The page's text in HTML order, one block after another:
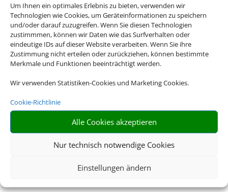
Um Ihnen ein optimales Erlebnis zu bieten, verwenden wir
Technologien wie Cookies, um Geräteinformationen zu speichern
und/oder darauf zuzugreifen. Wenn Sie diesen Technologien
zustimmmen, können wir Daten wie das Surfverhalten oder
eindeutige IDs auf dieser Website verarbeiten. Wenn Sie ihre
Zustimmung nicht erteilen oder zurückziehen, können bestimmte
Merkmale und Funktionen beeinträchtigt werden.
Wir verwenden Statistiken-Cookies und Marketing Cookies.
Cookie-Richtlinie
Alle Cookies akzeptieren
Nur technisch notwendige Cookies
Einstellungen ändern